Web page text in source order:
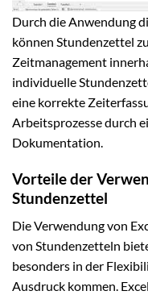
Durch die Anwendung
können Stundenzettel
Zeitmanagement
individuelle
eine korrekte
Arbeitsprozesse durch
Dokumentation.
Vorteile der
Stundenzettel
Die Verwendung von
von Stundenzetteln
besonders in der
Ausdruck kommen.